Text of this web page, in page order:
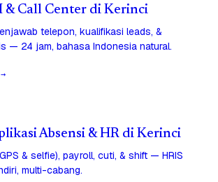
& Call Center di Kerinci
telepon, kualifikasi leads, &
— 24 jam, bahasa Indonesia natural.
Absensi & HR di Kerinci
& selfie), payroll, cuti, & shift — HRIS
multi-cabang.